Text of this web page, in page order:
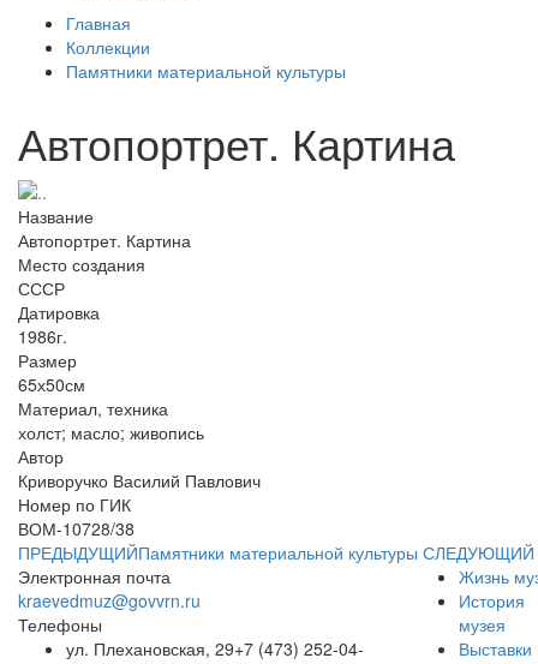
Главная
Коллекции
Памятники материальной культуры
Автопортрет. Картина
Название
Автопортрет. Картина
Место создания
СССР
Датировка
1986г.
Размер
65х50см
Материал, техника
холст; масло; живопись
Автор
Криворучко Василий Павлович
Номер по ГИК
ВОМ-10728/38
ПРЕДЫДУЩИЙПамятники материальной культуры СЛЕДУЮЩИЙ
Электронная почта
kraevedmuz@govvrn.ru
Телефоны
ул. Плехановская, 29+7 (473) 252-04-
Жизнь
История
музея
Выставки